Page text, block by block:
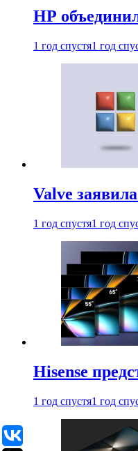
HP
1 год спустя1 год
Valve
1 год спустя1 год
Hisense
1 год спустя1 год